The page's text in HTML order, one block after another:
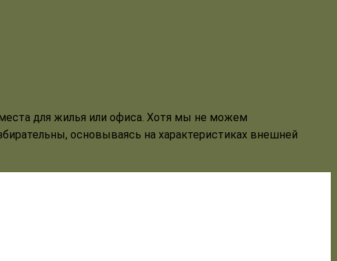
для жилья или офиса. Хотя мы не можем
основываясь на характеристиках внешней